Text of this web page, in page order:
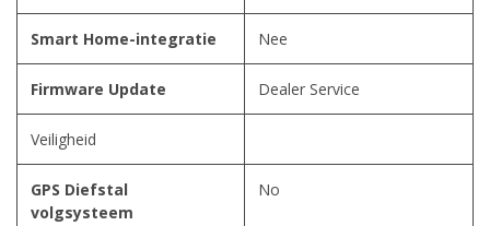
Smart Home-integratie Nee
Firmware Update Dealer Service
Veiligheid
GPS Diefstal
volgsysteem
No